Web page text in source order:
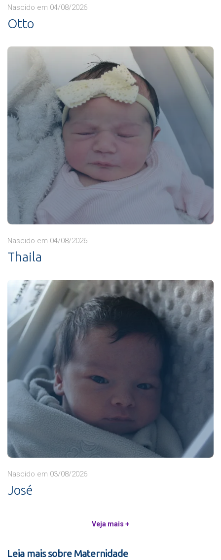
Nascido em 04/08/2026
Otto
Nascido em 04/08/2026
Thaila
Nascido em 03/08/2026
José
Veja mais +
Leia mais sobre Maternidade